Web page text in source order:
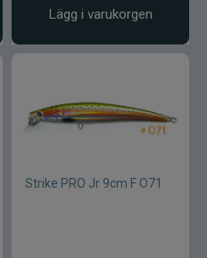
Lägg i varukorgen
Strike PRO Jr 9cm F O71